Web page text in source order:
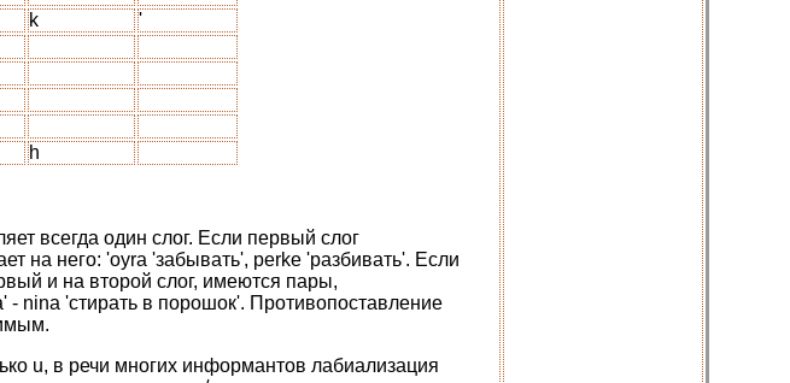
k
'
h
всегда один слог. Если первый слог
на него: 'oyra 'забывать', perke 'разбивать'. Если
и на второй слог, имеются пары,
nina 'стирать в порошок'. Противопоставление
u, в речи многих информантов лабиализация